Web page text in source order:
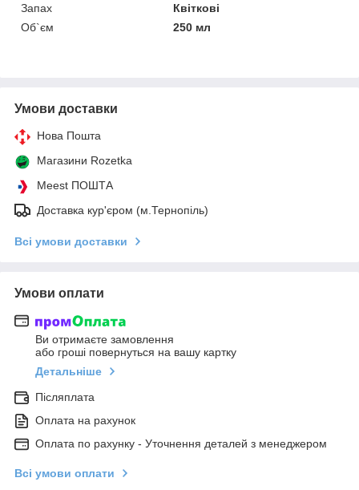
Запах
Квіткові
Об`єм
250 мл
Умови доставки
Нова Пошта
Магазини Rozetka
Meest ПОШТА
Доставка кур'єром (м.Тернопіль)
Всі умови доставки
Умови оплати
Ви отримаєте замовлення
або гроші повернуться на вашу картку
Детальніше
Післяплата
Оплата на рахунок
Оплата по рахунку - Уточнення деталей з менеджером
Всі умови оплати